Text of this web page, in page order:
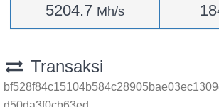
5204.7 Mh/s
Transaksi